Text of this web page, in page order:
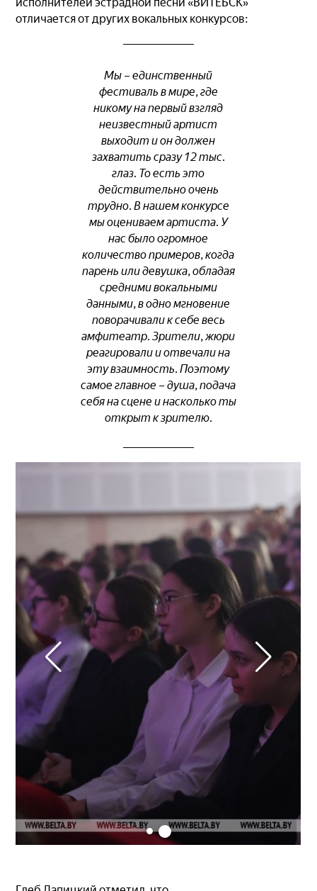
отличается от других вокальных конкурсов:
Мы – единственный
фестиваль в мире, где
никому на первый взгляд
неизвестный артист
выходит и он должен
захватить сразу 12 тыс.
глаз. То есть это
действительно очень
трудно. В нашем конкурсе
мы оцениваем артиста. У
нас было огромное
количество примеров, когда
парень или девушка, обладая
средними вокальными
данными, в одно мгновение
поворачивали к себе весь
амфитеатр. Зрители, жюри
реагировали и отвечали на
эту взаимность. Поэтому
самое главное – душа, подача
себя на сцене и насколько ты
открыт к зрителю.